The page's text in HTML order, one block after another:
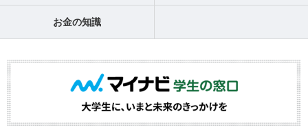
お金の知識